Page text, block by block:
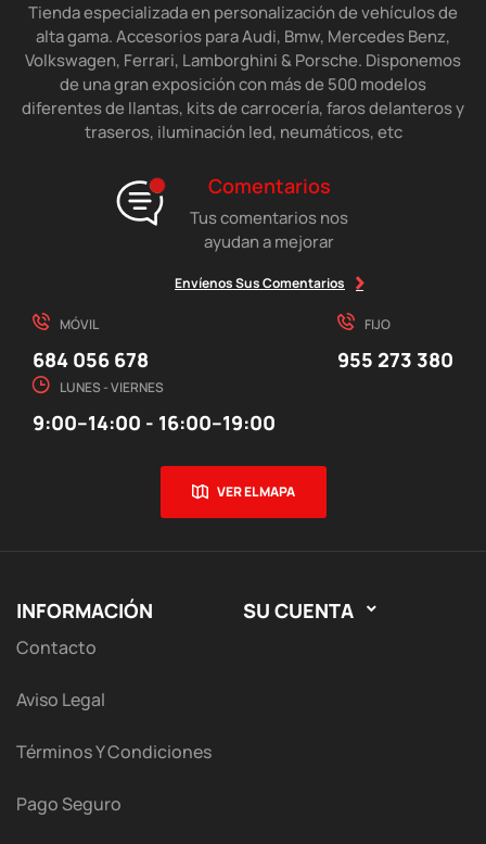
Tienda especializada en personalización de vehículos de
alta gama. Accesorios para Audi, Bmw, Mercedes Benz,
Volkswagen, Ferrari, Lamborghini & Porsche. Disponemos
de una gran exposición con más de 500 modelos
diferentes de llantas, kits de carrocería, faros delanteros y
traseros, iluminación led, neumáticos, etc
Comentarios
Tus comentarios nos
ayudan a mejorar
Envíenos Sus Comentarios
MÓVIL
684 056 678
FIJO
955 273 380
LUNES - VIERNES
9:00–14:00 - 16:00–19:00
VER EL MAPA
INFORMACIÓN
Contacto
Aviso Legal
Términos Y Condiciones
Pago Seguro
SU CUENTA 